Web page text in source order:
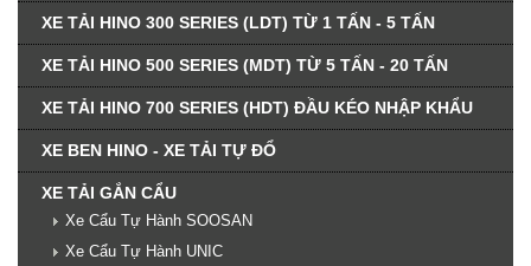
XE TẢI HINO 300 SERIES (LDT) TỪ 1 TẤN - 5 TẤN
XE TẢI HINO 500 SERIES (MDT) TỪ 5 TẤN - 20 TẤN
XE TẢI HINO 700 SERIES (HDT) ĐẦU KÉO NHẬP KHẨU
XE BEN HINO - XE TẢI TỰ ĐỔ
XE TẢI GẮN CẨU
Xe Cẩu Tự Hành SOOSAN
Xe Cẩu Tự Hành UNIC